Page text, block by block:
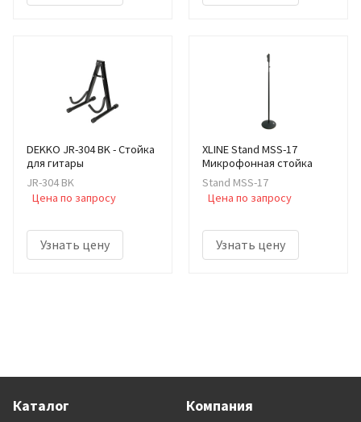
DEKKO JR-304 BK - Стойка
для гитары
JR-304 BK
Цена по запросу
Узнать цену
XLINE Stand MSS-17
Микрофонная стойка
Stand MSS-17
Цена по запросу
Узнать цену
Каталог Компания